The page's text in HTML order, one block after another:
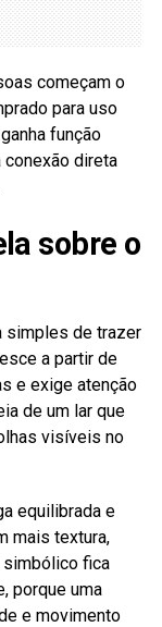
começam o
para uso
função
conexão direta
sobre o
simples de trazer
a partir de
e exige atenção
de um lar que
visíveis no
equilibrada e
mais textura,
simbólico fica
porque uma
e movimento